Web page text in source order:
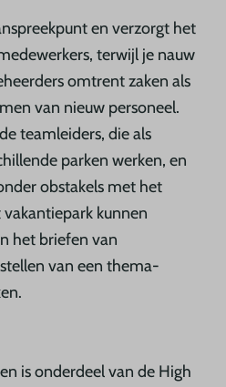
en verzorgt het
terwijl je nauw
omtrent zaken als
van nieuw personeel.
teamleiders, die als
parken werken, en
obstakels met het
kunnen
het briefen van
van een thema-
is onderdeel van de High